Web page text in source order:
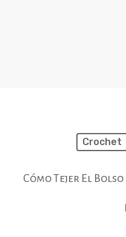
Crochet
Cómo Tejer El